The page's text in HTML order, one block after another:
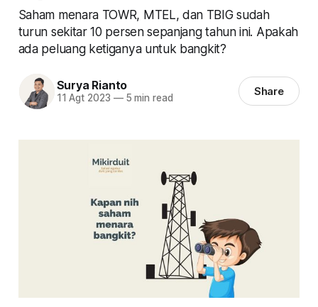
Saham menara TOWR, MTEL, dan TBIG sudah
turun sekitar 10 persen sepanjang tahun ini. Apakah
ada peluang ketiganya untuk bangkit?
Surya Rianto
11 Agt 2023 —5 min read Share